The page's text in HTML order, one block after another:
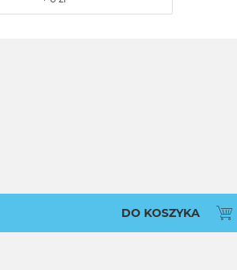
DO KOSZYKA